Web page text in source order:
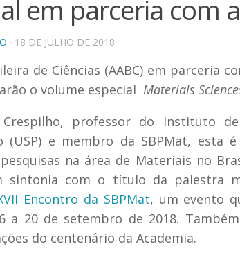
em parceria com
· 18 DE JULHO DE 2018
de Ciências (AABC) em parceria
o volume especial Materials
professor do Instituto
(USP) e membro da SBPMat, esta
na área de Materiais no
sintonia com o título da palestra
Encontro da SBPMat, um evento
a 20 de setembro de 2018.
do centenário da Academia.